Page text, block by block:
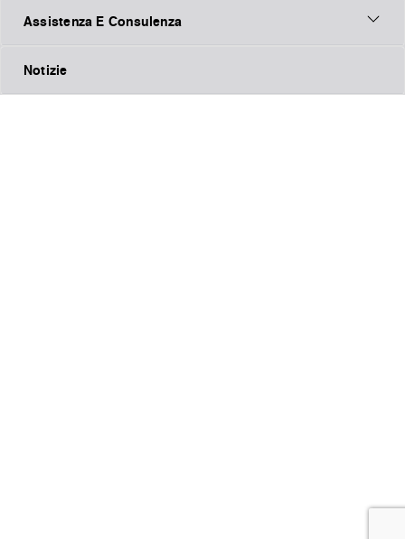
Assistenza E Consulenza
Notizie